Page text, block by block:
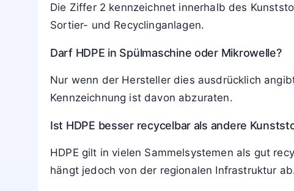
Die Ziffer 2 kennzeichnet innerhalb des
Sortier- und Recyclinganlagen.
Darf HDPE in Spülmaschine oder Mikrowelle?
Nur wenn der Hersteller dies ausdrücklich
Kennzeichnung ist davon abzuraten.
Ist HDPE besser recycelbar als andere
HDPE gilt in vielen Sammelsystemen als gut
hängt jedoch von der regionalen Infrastruktur